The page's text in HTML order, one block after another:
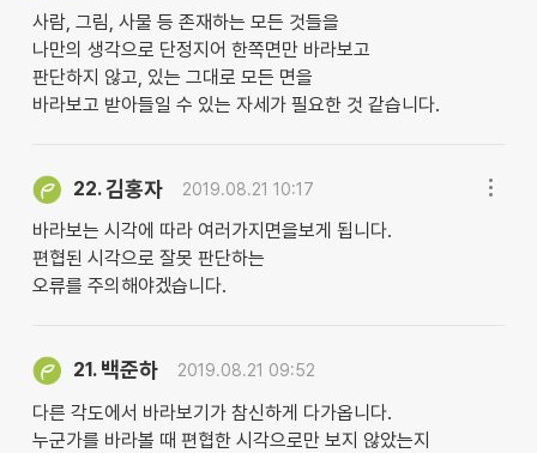
사람, 그림, 사물 등 존재하는 모든 것들을
나만의 생각으로 단정지어 한쪽면만 바라보고
판단하지 않고, 있는 그대로 모든 면을
바라보고 받아들일 수 있는 자세가 필요한 것 같습니다.
22.김홍자 2019.08.21 10:17
바라보는 시각에 따라 여러가지면을보게 됩니다.
편협된 시각으로 잘못 판단하는
오류를 주의해야겠습니다.
21. 백준하 2019.08.21 09:52
다른 각도에서 바라보기가 참신하게 다가옵니다.
누군가를 바라볼 때 편협한 시각으로만 보지 않았는지